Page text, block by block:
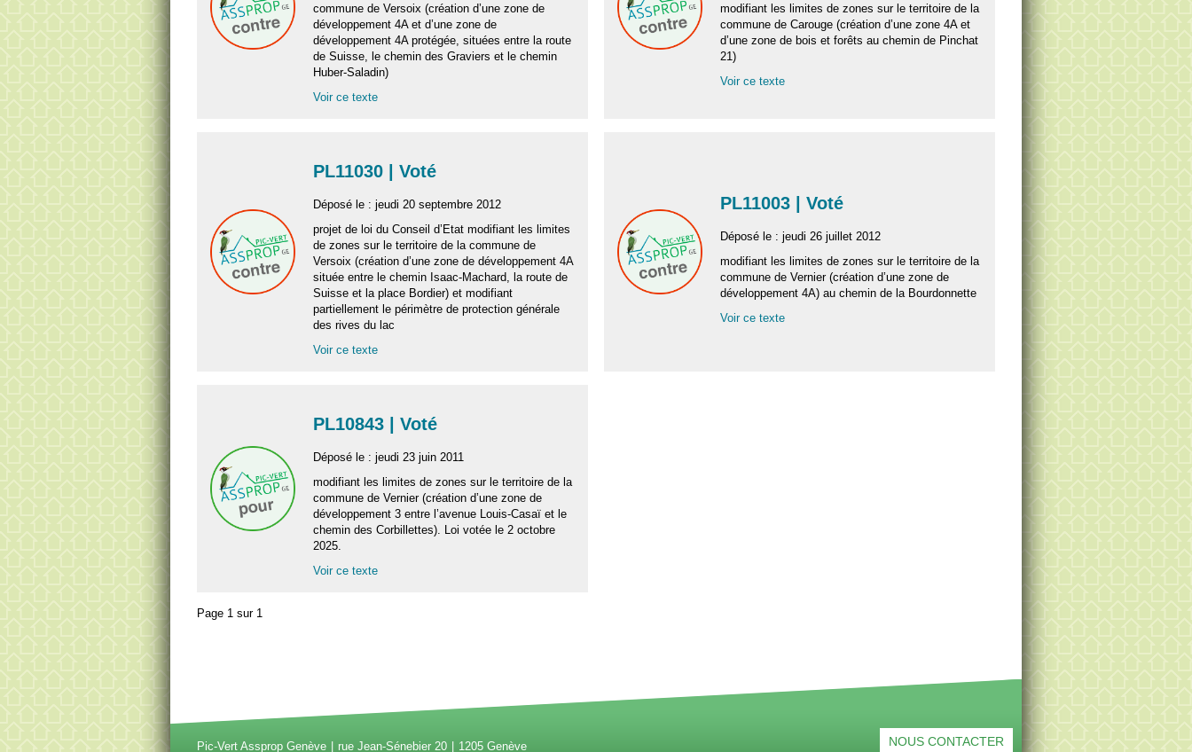
commune de Versoix (création d’une zone de
développement 4A et d’une zone de
développement 4A protégée, situées entre la route
de Suisse, le chemin des Graviers et le chemin
Huber-Saladin)
Voir ce texte
modifiant les limites de zones sur le territoire de la
commune de Carouge (création d’une zone 4A et
d’une zone de bois et forêts au chemin de Pinchat
21)
Voir ce texte
PL11030 | Voté
Déposé le : jeudi 20 septembre 2012
projet de loi du Conseil d’Etat modifiant les limites
de zones sur le territoire de la commune de
Versoix (création d’une zone de développement 4A
située entre le chemin Isaac-Machard, la route de
Suisse et la place Bordier) et modifiant
partiellement le périmètre de protection générale
des rives du lac
Voir ce texte
PL11003 | Voté
Déposé le : jeudi 26 juillet 2012
modifiant les limites de zones sur le territoire de la
commune de Vernier (création d’une zone de
développement 4A) au chemin de la Bourdonnette
Voir ce texte
PL10843 | Voté
Déposé le : jeudi 23 juin 2011
modifiant les limites de zones sur le territoire de la
commune de Vernier (création d’une zone de
développement 3 entre l’avenue Louis-Casaï et le
chemin des Corbillettes). Loi votée le 2 octobre
2025.
Voir ce texte
Page 1 sur 1
Pic-Vert Assprop Genève rue Jean-Sénebier 20 1205 Genève NOUS CONTACTER